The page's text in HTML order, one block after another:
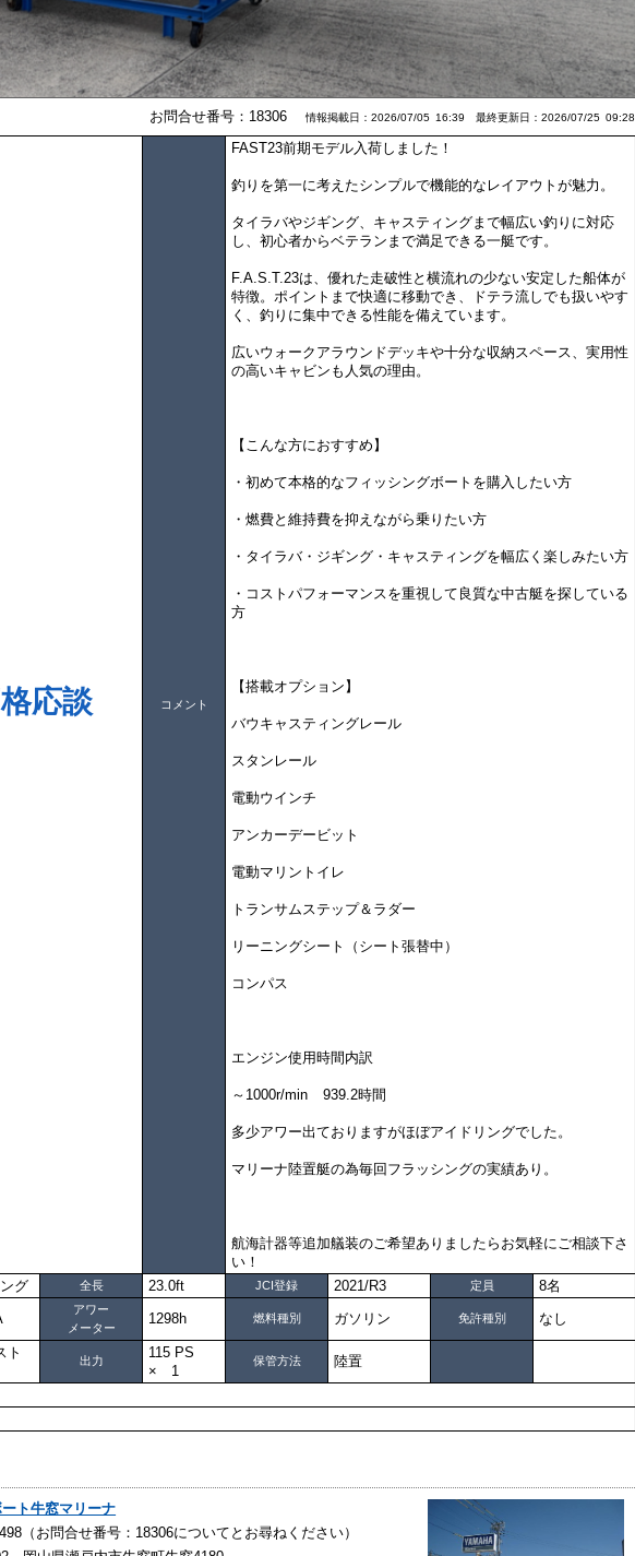
お問合せ番号：18306 情報掲載日：2026/07/05 16:39 最終更新日：2026/07/25 09:28
応談 コメント
FAST23前期モデル入荷しました！
釣りを第一に考えたシンプルで機能的なレイアウトが魅力。
タイラバやジギング、キャスティングまで幅広い釣りに対応
し、初心者からベテランまで満足できる一艇です。
F.A.S.T.23は、優れた走破性と横流れの少ない安定した船体が
特徴。ポイントまで快適に移動でき、ドテラ流しでも扱いやす
く、釣りに集中できる性能を備えています。
広いウォークアラウンドデッキや十分な収納スペース、実用性
の高いキャビンも人気の理由。
【こんな方におすすめ】
・初めて本格的なフィッシングボートを購入したい方
・燃費と維持費を抑えながら乗りたい方
・タイラバ・ジギング・キャスティングを幅広く楽しみたい方
・コストパフォーマンスを重視して良質な中古艇を探している
方
【搭載オプション】
バウキャスティングレール
スタンレール
電動ウインチ
アンカーデービット
電動マリントイレ
トランサムステップ＆ラダー
リーニングシート（シート張替中）
コンパス
エンジン使用時間内訳
～1000r/min 939.2時間
多少アワー出ておりますがほぼアイドリングでした。
マリーナ陸置艇の為毎回フラッシングの実績あり。
航海計器等追加艤装のご希望ありましたらお気軽にご相談下さ
い！
グ
全長 23.0ft JCI登録 2021/R3 定員
8名
アワー
メーター
1298h 燃料種別 ガソリン 免許種別 なし
ト 出力
115 PS
× 1
保管方法 陸置
ト牛窓マリーナ
（お問合せ番号：18306についてとお尋ねください）